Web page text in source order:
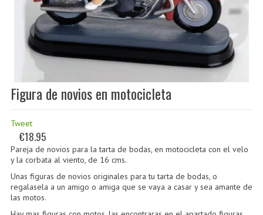
Figura de novios en motocicleta
Tweet
€18.95
Pareja de novios para la tarta de bodas, en motocicleta con el velo
y la corbata al viento, de 16 cms.
Unas figuras de novios originales para tu tarta de bodas, o
regalasela a un amigo o amiga que se vaya a casar y sea amante de
las motos.